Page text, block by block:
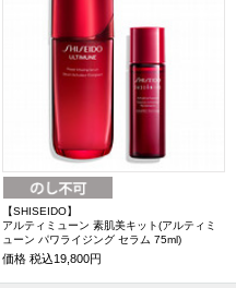
【SHISEIDO】
アルティミューン 素肌美キット(アルティミ
ューン パワライジング セラム 75ml)
価格 税込19,800円